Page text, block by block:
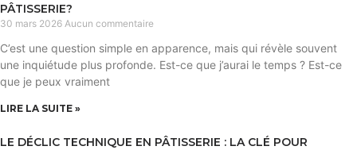
PÂTISSERIE?
30 mars 2026 Aucun commentaire
C’est une question simple en apparence, mais qui révèle souvent
une inquiétude plus profonde. Est-ce que j’aurai le temps ? Est-ce
que je peux vraiment
LIRE LA SUITE »
LE DÉCLIC TECHNIQUE EN PÂTISSERIE : LA CLÉ POUR